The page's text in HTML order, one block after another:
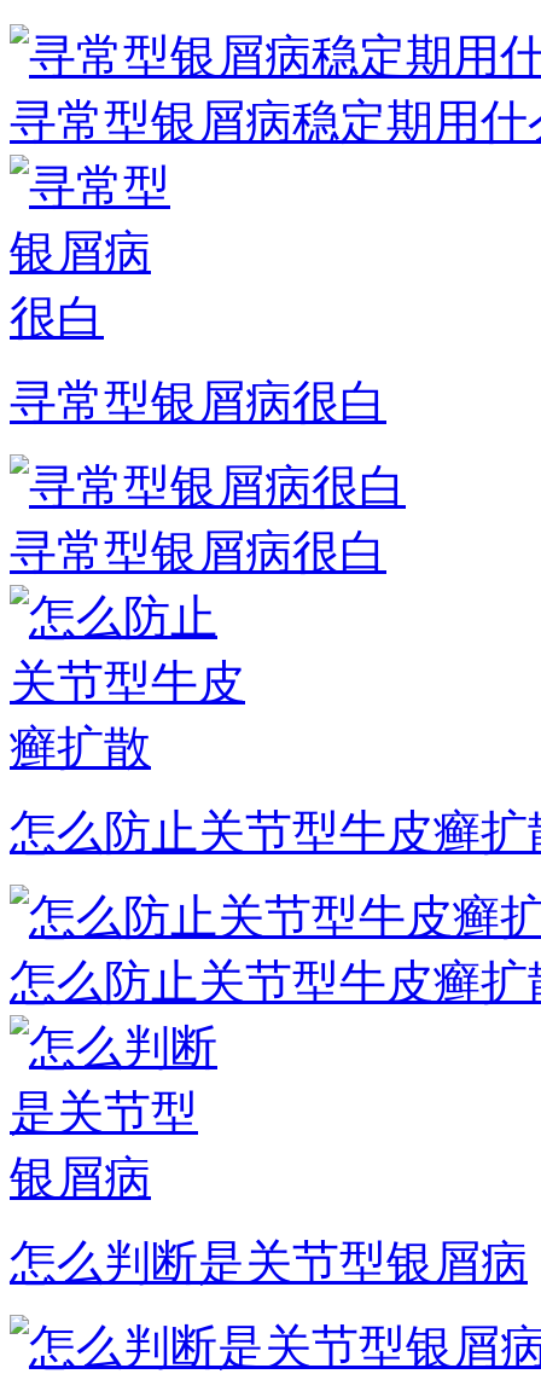
寻常型银屑病稳定期用什
寻常型银屑病很白
寻常型银屑病很白
怎么防止关节型牛皮癣扩
怎么防止关节型牛皮癣扩
怎么判断是关节型银屑病